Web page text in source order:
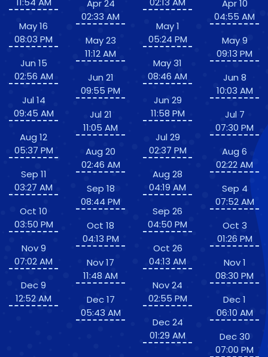
May 16
08:03 PM
Jun 15
02:56 AM
Jul 14
09:45 AM
Aug 12
05:37 PM
Sep 11
03:27 AM
Oct 10
03:50 PM
Nov 9
07:02 AM
Dec 9
12:52 AM
Apr 24
02:33 AM
May 23
11:12 AM
Jun 21
09:55 PM
Jul 21
11:05 AM
Aug 20
02:46 AM
Sep 18
08:44 PM
Oct 18
04:13 PM
Nov 17
11:48 AM
Dec 17
05:43 AM
May 1
05:24 PM
May 31
08:46 AM
Jun 29
11:58 PM
Jul 29
02:37 PM
Aug 28
04:19 AM
Sep 26
04:50 PM
Oct 26
04:13 AM
Nov 24
02:55 PM
Dec 24
01:29 AM
Apr 10
04:55 AM
May 9
09:13 PM
Jun 8
10:03 AM
Jul 7
07:30 PM
Aug 6
02:22 AM
Sep 4
07:52 AM
Oct 3
01:26 PM
Nov 1
08:30 PM
Dec 1
06:10 AM
Dec 30
07:00 PM